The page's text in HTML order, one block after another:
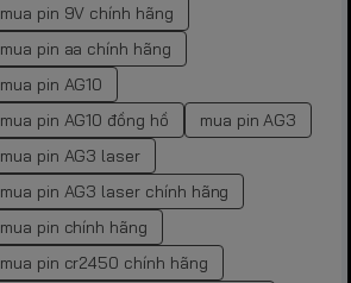
mua pin 9V chính hãng
mua pin aa chính hãng
mua pin AG10
mua pin AG10 đồng hồ
mua pin AG3
mua pin AG3 laser
mua pin AG3 laser chính hãng
mua pin chính hãng
mua pin cr2450 chính hãng